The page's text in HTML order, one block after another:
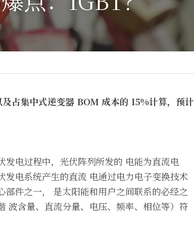
占集中式逆变器 BOM 成本的 15%计算，预计
电过程中，光伏阵列所发的 电能为直流电
电系统产生的直流 电通过电力电子变换技术
件之一， 是太阳能和用户之间联系的必经之
波含量、直流分量、电压、频率、相位等）符